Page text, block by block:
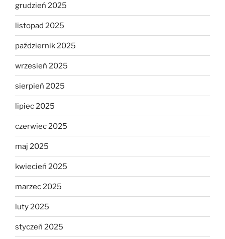
grudzień 2025
listopad 2025
październik 2025
wrzesień 2025
sierpień 2025
lipiec 2025
czerwiec 2025
maj 2025
kwiecień 2025
marzec 2025
luty 2025
styczeń 2025